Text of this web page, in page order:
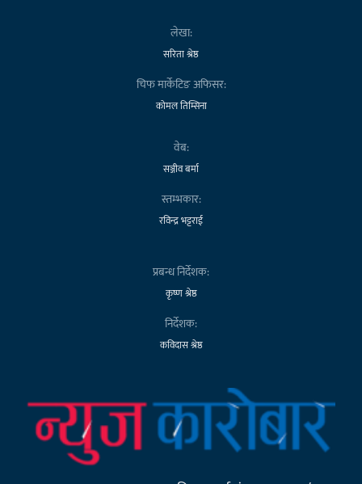
लेखा:
सरिता श्रेष्ठ
चिफ मार्केटिङ अफिसर:
कोमल तिम्सिना
वेब:
सञ्जीव बर्मा
स्तम्भकार:
रविन्द्र भट्टराई
प्रबन्ध निर्देशक:
कृष्ण श्रेष्ठ
निर्देशक:
कविदास श्रेष्ठ